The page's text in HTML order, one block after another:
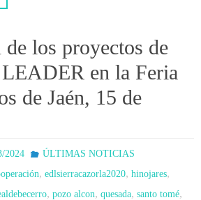
de los proyectos de
en la Feria
de Jaén, 15 de
2024
ÚLTIMAS NOTICIAS
,edlsierracazorla2020,hinojares,
, pozo alcon, quesada, santo tomé,